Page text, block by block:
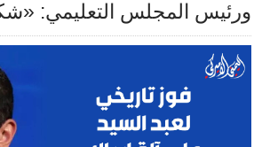
ورئيس المجلس التعليمي: